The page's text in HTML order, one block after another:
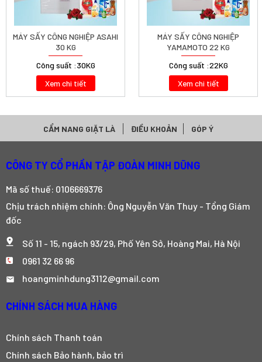
MÁY SẤY CÔNG NGHIỆP ASAHI
30 KG
Công suất :30KG
Xem chi tiết
MÁY SẤY CÔNG NGHIỆP
YAMAMOTO 22 KG
Công suất :22KG
Xem chi tiết
CẨM NANG GIẶT LÀ ĐIỀU KHOẢN GÓP Ý
CÔNG TY CỔ PHẦN TẬP ĐOÀN MINH DŨNG
Mã số thuế: 0106669376
Chịu trách nhiệm chính: Ông Nguyễn Văn Thuy - Tổng Giám
đốc
Số 11 - 15, ngách 93/29, Phố Yên Sở, Hoàng Mai, Hà Nội
0961 32 66 96
hoangminhdung3112@gmail.com
CHÍNH SÁCH MUA HÀNG
Chính sách Thanh toán
Chính sách Bảo hành, bảo trì